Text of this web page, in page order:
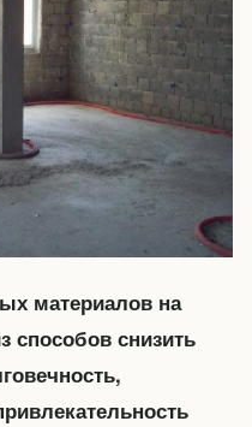
материалов на
способов снизить